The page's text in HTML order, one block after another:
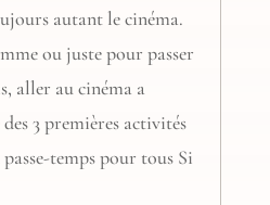
autant le cinéma.
ou juste pour passer
aller au cinéma a
3 premières activités
temps pour tous Si